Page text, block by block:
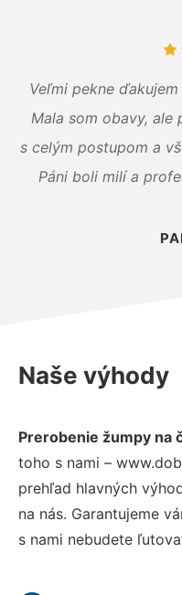
Veľmi pekne
Mala som obavy, ale
s celým postupom a
Páni boli milí a
Naše výhody
Prerobenie žumpy na
toho s nami –
prehľad hlavných
na nás. Garantujeme
s nami nebudete